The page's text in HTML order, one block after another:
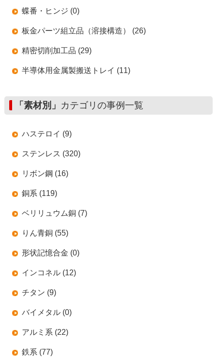
蝶番・ヒンジ (0)
板金パーツ組立品（溶接構造） (26)
精密切削加工品 (29)
半導体用金属製搬送トレイ (11)
「素材別」 カテゴリの事例一覧
ハステロイ (9)
ステンレス (320)
リボン鋼 (16)
銅系 (119)
ベリリュウム銅 (7)
りん青銅 (55)
形状記憶合金 (0)
インコネル (12)
チタン (9)
バイメタル (0)
アルミ系 (22)
鉄系 (77)